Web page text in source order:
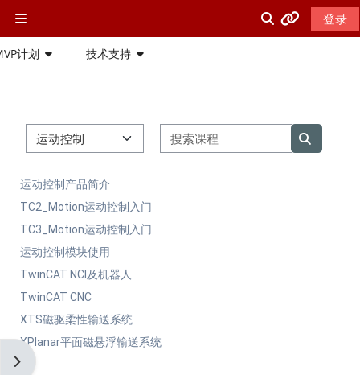
切换搜索输入
Beckhoff网站
Beckhoff英文网站
PC-Control杂志
Beckhoff在线帮助
ETG中国
Beckhoff USA 培训网站
登录
计划 技术支持
打开块抽屉
搜索课程
搜索课程
运动控制产品简介
TC2_Motion运动控制入门
TC3_Motion运动控制入门
运动控制模块使用
TwinCAT NCI及机器人
TwinCAT CNC
XTS磁驱柔性输送系统
XPlanar平面磁悬浮输送系统